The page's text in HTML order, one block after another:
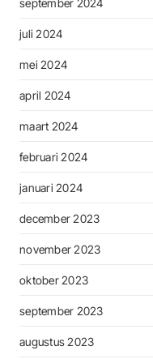
september 2024
juli 2024
mei 2024
april 2024
maart 2024
februari 2024
januari 2024
december 2023
november 2023
oktober 2023
september 2023
augustus 2023